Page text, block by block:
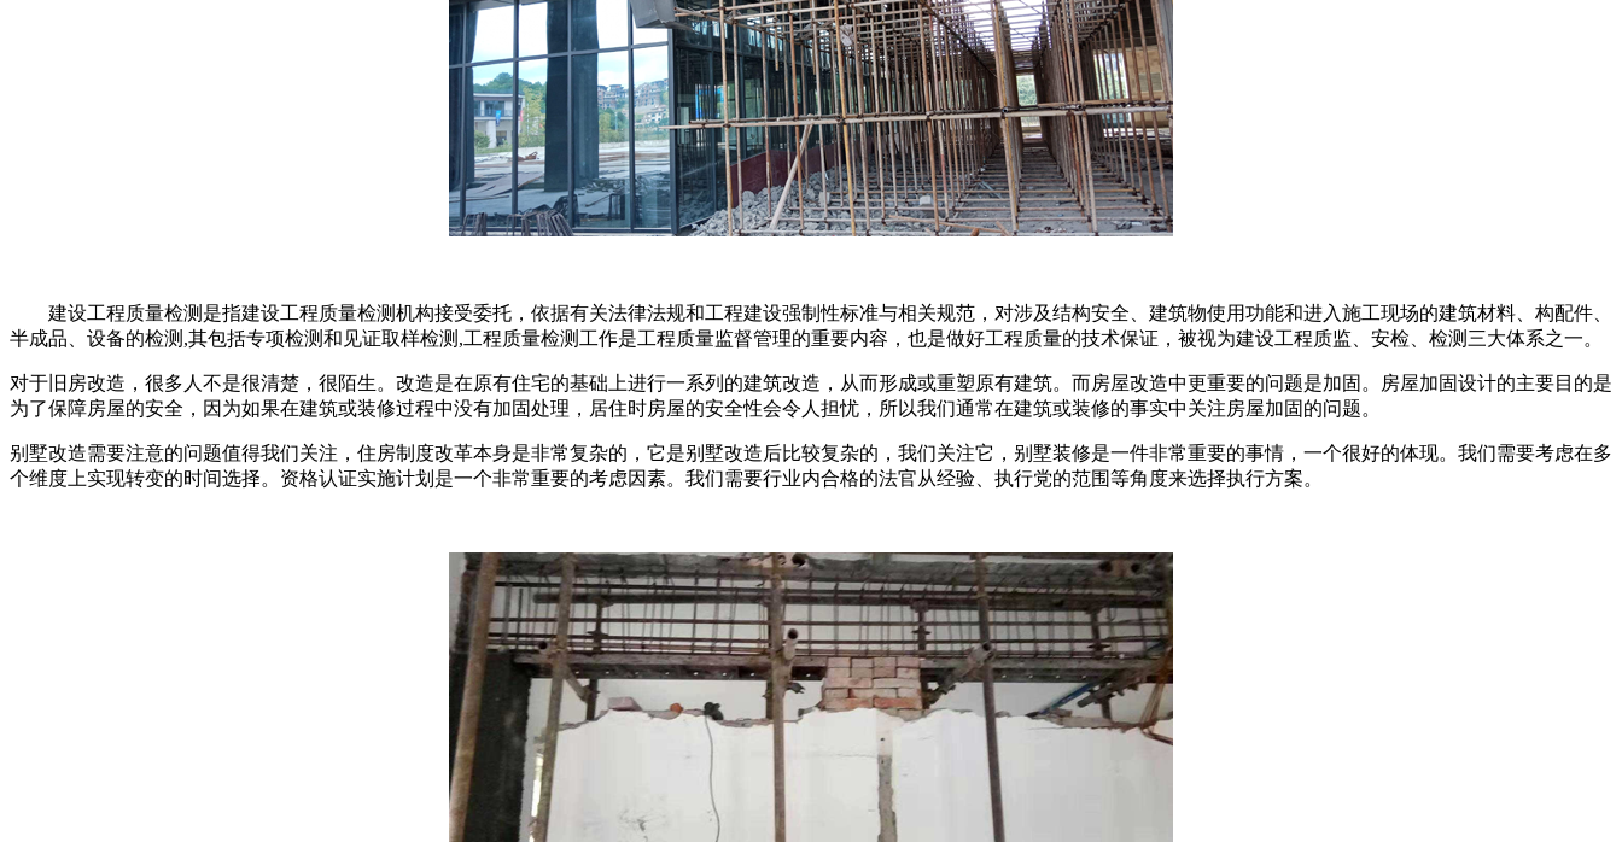
建设工程质量检测是指建设工程质量检测机构接受委托，依据有关法律法规和工程建设强制性标准与相关规范，对涉及结构安全、建筑物使用功能和进入施工现场的建筑材料、构配件、
半成品、设备的检测,其包括专项检测和见证取样检测,工程质量检测工作是工程质量监督管理的重要内容，也是做好工程质量的技术保证，被视为建设工程质监、安检、检测三大体系之一。
对于旧房改造，很多人不是很清楚，很陌生。改造是在原有住宅的基础上进行一系列的建筑改造，从而形成或重塑原有建筑。而房屋改造中更重要的问题是加固。房屋加固设计的主要目的是
为了保障房屋的安全，因为如果在建筑或装修过程中没有加固处理，居住时房屋的安全性会令人担忧，所以我们通常在建筑或装修的事实中关注房屋加固的问题。
别墅改造需要注意的问题值得我们关注，住房制度改革本身是非常复杂的，它是别墅改造后比较复杂的，我们关注它，别墅装修是一件非常重要的事情，一个很好的体现。我们需要考虑在多
个维度上实现转变的时间选择。资格认证实施计划是一个非常重要的考虑因素。我们需要行业内合格的法官从经验、执行党的范围等角度来选择执行方案。